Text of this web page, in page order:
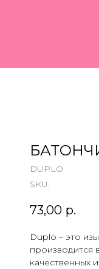
DUPLO
SKU:
73,00 р.
Duplo – это
производится
качественных